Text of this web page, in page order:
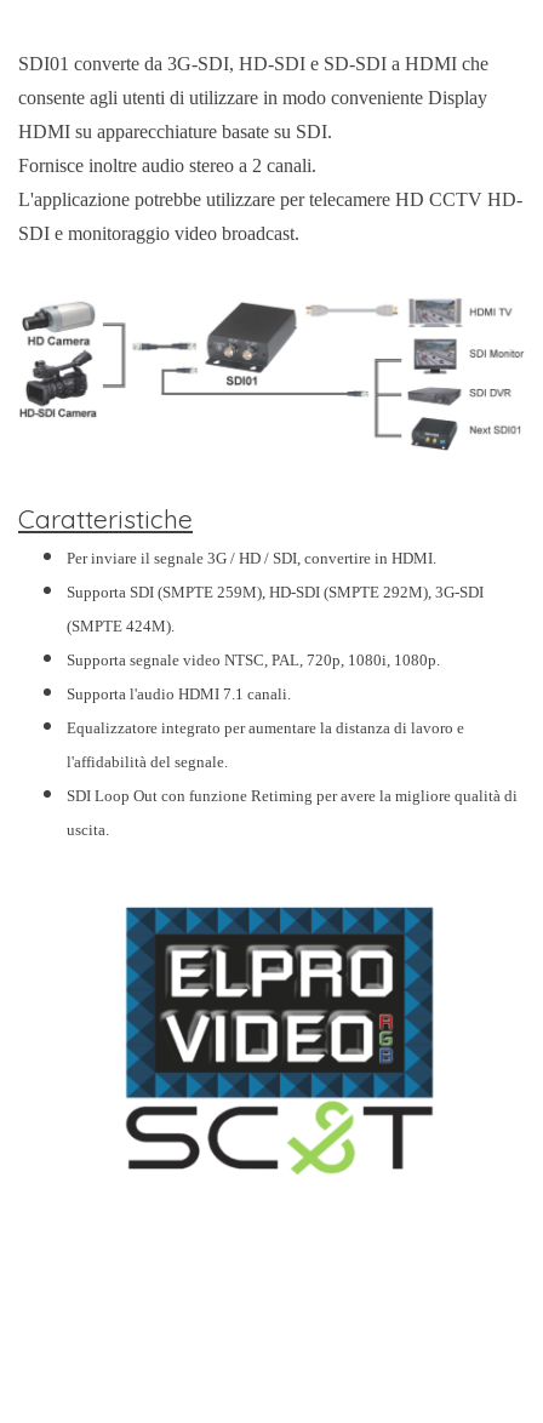
SDI01 converte da 3G-SDI, HD-SDI e SD-SDI a HDMI che
consente agli utenti di utilizzare in modo conveniente Display
HDMI su apparecchiature basate su SDI.
Fornisce inoltre audio stereo a 2 canali.
L'applicazione potrebbe utilizzare per telecamere HD CCTV HD-
SDI e monitoraggio video broadcast.
Caratteristiche
Per inviare il segnale 3G / HD / SDI, convertire in HDMI.
Supporta SDI (SMPTE 259M), HD-SDI (SMPTE 292M), 3G-SDI
(SMPTE 424M).
Supporta segnale video NTSC, PAL, 720p, 1080i, 1080p.
Supporta l'audio HDMI 7.1 canali.
Equalizzatore integrato per aumentare la distanza di lavoro e
l'affidabilità del segnale.
SDI Loop Out con funzione Retiming per avere la migliore qualità di
uscita.